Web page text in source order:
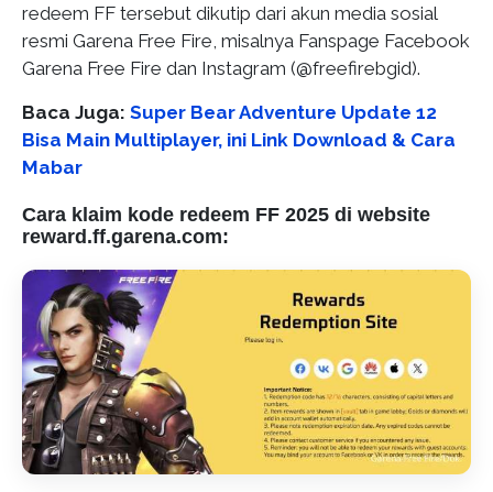
redeem FF tersebut dikutip dari akun media sosial
resmi Garena Free Fire, misalnya Fanspage Facebook
Garena Free Fire dan Instagram (@freefirebgid).
Baca Juga: Super Bear Adventure Update 12
Bisa Main Multiplayer, ini Link Download & Cara
Mabar
Cara klaim kode redeem FF 2025 di website
reward.ff.garena.com: